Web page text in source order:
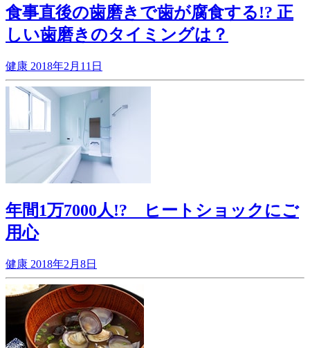
食事直後の歯磨きで歯が腐食する!? 正
しい歯磨きのタイミングは？
健康 2018年2月11日
年間1万7000人!? ヒートショックにご
用心
健康 2018年2月8日